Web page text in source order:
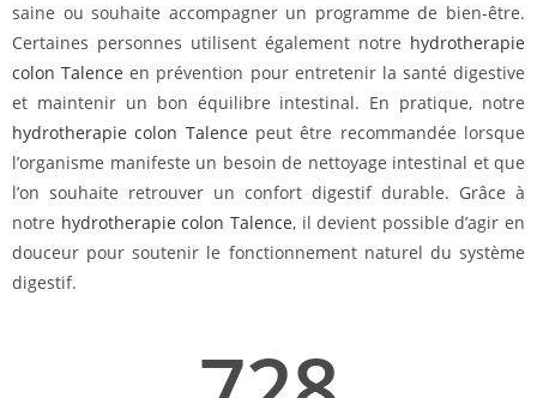
saine ou souhaite accompagner un programme de bien-être.
Certaines personnes utilisent également notre hydrotherapie
colon Talence en prévention pour entretenir la santé digestive
et maintenir un bon équilibre intestinal. En pratique, notre
hydrotherapie colon Talence peut être recommandée lorsque
l’organisme manifeste un besoin de nettoyage intestinal et que
l’on souhaite retrouver un confort digestif durable. Grâce à
notre hydrotherapie colon Talence, il devient possible d’agir en
douceur pour soutenir le fonctionnement naturel du système
digestif.